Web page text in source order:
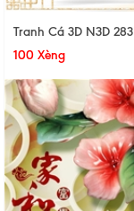
Tranh Cá 3D N3D 283
100 Xèng